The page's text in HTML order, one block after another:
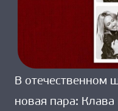
В отечественном
новая пара: